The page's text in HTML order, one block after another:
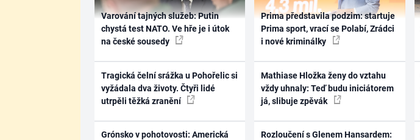
Varování tajných služeb: Putin
chystá test NATO. Ve hře je i útok
na české sousedy
Tragická čelní srážka u Pohořelic si
vyžádala dva životy. Čtyři lidé
utrpěli těžká zranění
Grónsko v pohotovosti: Americká
Prima představila podzim: startuje
Prima sport, vrací se Polabí, Zrádci
i nové kriminálky
Mathiase Hložka ženy do vztahu
vždy uhnaly: Teď budu iniciátorem
já, slibuje zpěvák
Rozloučení s Glenem Hansardem: